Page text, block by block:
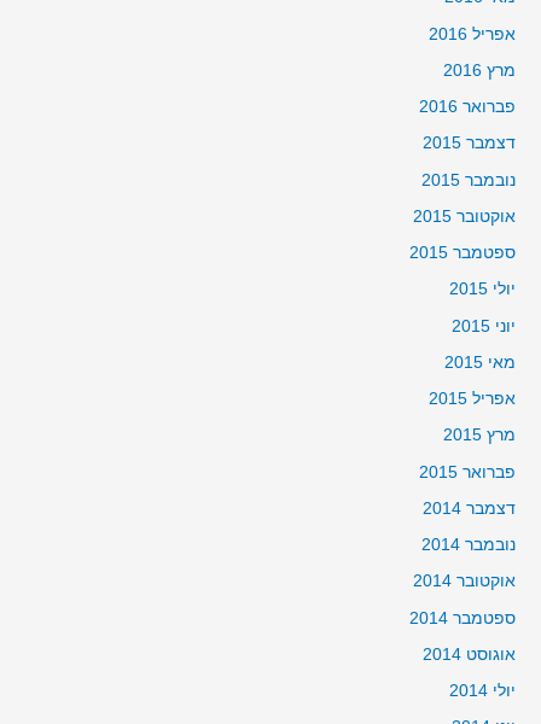
אפריל 2016
מרץ 2016
פברואר 2016
דצמבר 2015
נובמבר 2015
אוקטובר 2015
ספטמבר 2015
יולי 2015
יוני 2015
מאי 2015
אפריל 2015
מרץ 2015
פברואר 2015
דצמבר 2014
נובמבר 2014
אוקטובר 2014
ספטמבר 2014
אוגוסט 2014
יולי 2014